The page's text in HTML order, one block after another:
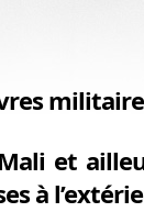
et
à